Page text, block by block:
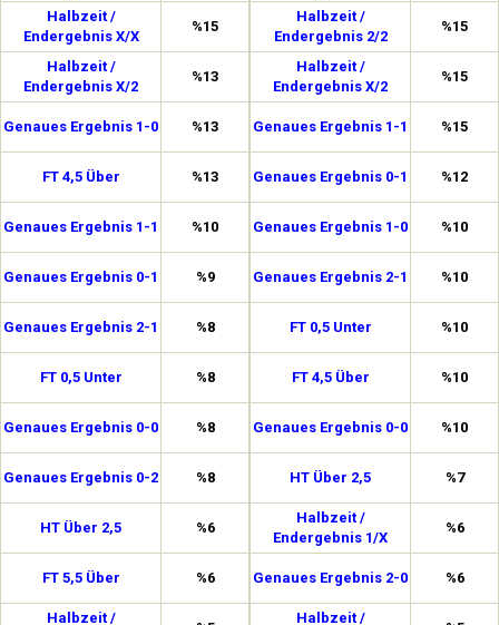
Halbzeit /
Endergebnis X/X
%15
Halbzeit /
Endergebnis X/2
%13
Genaues Ergebnis 1-0 %13
FT 4,5 Über %13
Genaues Ergebnis 1-1 %10
Genaues Ergebnis 0-1 %9
Genaues Ergebnis 2-1 %8
FT 0,5 Unter %8
Genaues Ergebnis 0-0 %8
Genaues Ergebnis 0-2 %8
HT Über 2,5 %6
FT 5,5 Über %6
Halbzeit /
Halbzeit /
Endergebnis 2/2
%15
Halbzeit /
Endergebnis X/2
%15
Genaues Ergebnis 1-1 %15
Genaues Ergebnis 0-1 %12
Genaues Ergebnis 1-0 %10
Genaues Ergebnis 2-1 %10
FT 0,5 Unter %10
FT 4,5 Über %10
Genaues Ergebnis 0-0 %10
HT Über 2,5 %7
Halbzeit /
Endergebnis 1/X
%6
Genaues Ergebnis 2-0 %6
Halbzeit /